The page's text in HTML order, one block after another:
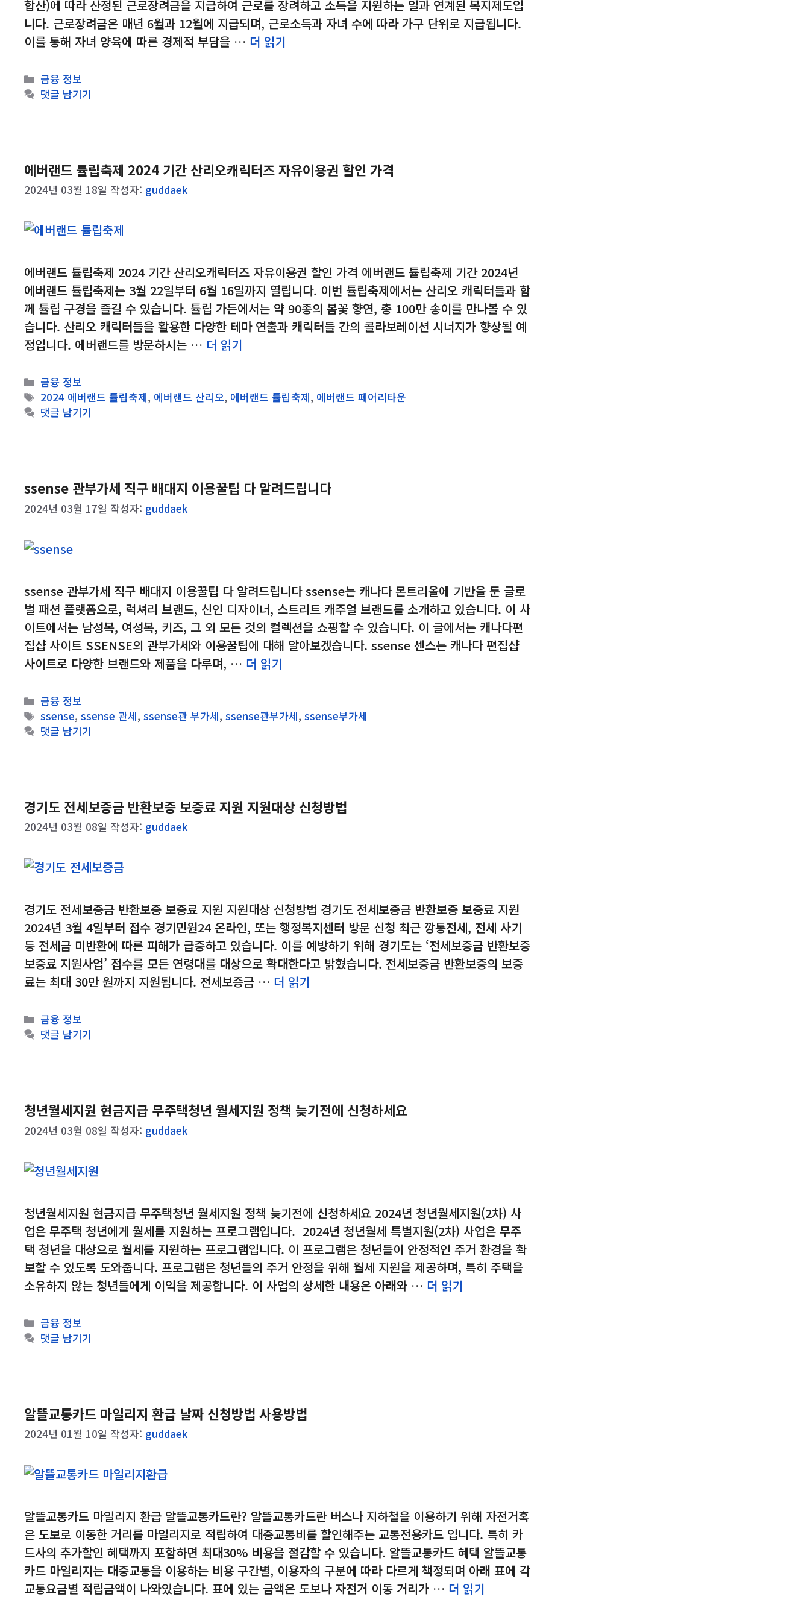
합산)에 따라 산정된 근로장려금을 지급하여 근로를 장려하고 소득을 지원하는 일과 연계된 복지제도입
니다. 근로장려금은 매년 6월과 12월에 지급되며, 근로소득과 자녀 수에 따라 가구 단위로 지급됩니다.
이를 통해 자녀 양육에 따른 경제적 부담을 … 더 읽기
카
테
금융 정보
댓글 남기기
에버랜드 튤립축제 2024 기간 산리오캐릭터즈 자유이용권 할인 가격
2024년 03월 18일 작성자: guddaek
에버랜드 튤립축제 2024 기간 산리오캐릭터즈 자유이용권 할인 가격 에버랜드 튤립축제 기간 2024년
에버랜드 튤립축제는 3월 22일부터 6월 16일까지 열립니다. 이번 튤립축제에서는 산리오 캐릭터들과 함
께 튤립 구경을 즐길 수 있습니다. 튤립 가든에서는 약 90종의 봄꽃 향연, 총 100만 송이를 만나볼 수 있
습니다. 산리오 캐릭터들을 활용한 다양한 테마 연출과 캐릭터들 간의 콜라보레이션 시너지가 향상될 예
정입니다. 에버랜드를 방문하시는 … 더 읽기
카
테
고
금융 정보
태
그
2024 에버랜드 튤립축제, 에버랜드 산리오, 에버랜드 튤립축제, 에버랜드 페어리타운
댓글 남기기
ssense 관부가세 직구 배대지 이용꿀팁 다 알려드립니다
2024년 03월 17일 작성자: guddaek
ssense 관부가세 직구 배대지 이용꿀팁 다 알려드립니다 ssense는 캐나다 몬트리올에 기반을 둔 글로
벌 패션 플랫폼으로, 럭셔리 브랜드, 신인 디자이너, 스트리트 캐주얼 브랜드를 소개하고 있습니다. 이 사
이트에서는 남성복, 여성복, 키즈, 그 외 모든 것의 컬렉션을 쇼핑할 수 있습니다. 이 글에서는 캐나다편
집샵 사이트 SSENSE의 관부가세와 이용꿀팁에 대해 알아보겠습니다. ssense 센스는 캐나다 편집샵
사이트로 다양한 브랜드와 제품을 다루며, … 더 읽기
카
테
고
금융 정보
태
그
ssense,ssense 관세,ssense관 부가세,ssense관부가세,ssense부가세
댓글 남기기
경기도 전세보증금 반환보증 보증료 지원 지원대상 신청방법
2024년 03월 08일 작성자: guddaek
경기도 전세보증금 반환보증 보증료 지원 지원대상 신청방법 경기도 전세보증금 반환보증 보증료 지원
2024년 3월 4일부터 접수 경기민원24 온라인, 또는 행정복지센터 방문 신청 최근 깡통전세, 전세 사기
등 전세금 미반환에 따른 피해가 급증하고 있습니다. 이를 예방하기 위해 경기도는 ‘전세보증금 반환보증
보증료 지원사업’ 접수를 모든 연령대를 대상으로 확대한다고 밝혔습니다. 전세보증금 반환보증의 보증
료는 최대 30만 원까지 지원됩니다. 전세보증금 … 더 읽기
카
테
금융 정보
댓글 남기기
청년월세지원 현금지급 무주택청년 월세지원 정책 늦기전에 신청하세요
2024년 03월 08일 작성자: guddaek
청년월세지원 현금지급 무주택청년 월세지원 정책 늦기전에 신청하세요 2024년 청년월세지원(2차) 사
업은 무주택 청년에게 월세를 지원하는 프로그램입니다. 2024년 청년월세 특별지원(2차) 사업은 무주
택 청년을 대상으로 월세를 지원하는 프로그램입니다. 이 프로그램은 청년들이 안정적인 주거 환경을 확
보할 수 있도록 도와줍니다. 프로그램은 청년들의 주거 안정을 위해 월세 지원을 제공하며, 특히 주택을
소유하지 않는 청년들에게 이익을 제공합니다. 이 사업의 상세한 내용은 아래와 … 더 읽기
카
테
금융 정보
댓글 남기기
알뜰교통카드 마일리지 환급 날짜 신청방법 사용방법
2024년 01월 10일 작성자: guddaek
알뜰교통카드 마일리지 환급 알뜰교통카드란? 알뜰교통카드란 버스나 지하철을 이용하기 위해 자전거혹
은 도보로 이동한 거리를 마일리지로 적립하여 대중교통비를 할인해주는 교통전용카드 입니다. 특히 카
드사의 추가할인 혜택까지 포함하면 최대30% 비용을 절감할 수 있습니다. 알뜰교통카드 혜택 알뜰교통
카드 마일리지는 대중교통을 이용하는 비용 구간별, 이용자의 구분에 따라 다르게 책정되며 아래 표에 각
교통요금별 적립금액이 나와있습니다. 표에 있는 금액은 도보나 자전거 이동 거리가 … 더 읽기